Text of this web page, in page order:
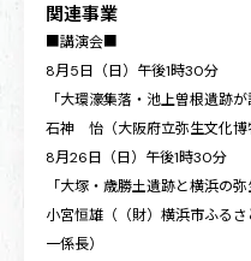
関連事業
■講演会■
8月5日（日）午後1時30分
「大環濠集落・池上曽根遺跡
石神 怡（大阪府立弥生文化博
8月26日（日）午後1時30分
「大塚・歳勝土遺跡と横浜の弥
小宮恒雄（（財）横浜市ふる
一係長）